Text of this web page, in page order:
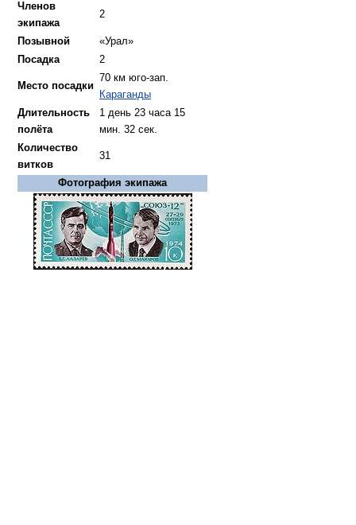
Членов
экипажа
2
Позывной
«Урал»
Посадка
2
Место посадки
70 км юго-зап.
Караганды
Длительность
полёта
1 день 23 часа 15
мин. 32 сек.
Количество
витков
31
Фотография экипажа